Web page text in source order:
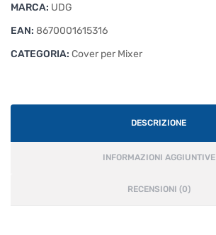
MARCA: UDG
EAN: 8670001615316
CATEGORIA: Cover per Mixer
DESCRIZIONE
INFORMAZIONI AGGIUNTIVE
RECENSIONI (0)